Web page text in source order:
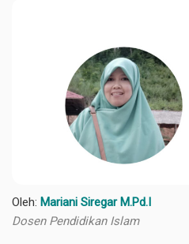
Oleh: Mariani Siregar M.Pd.I
Dosen Pendidikan Islam